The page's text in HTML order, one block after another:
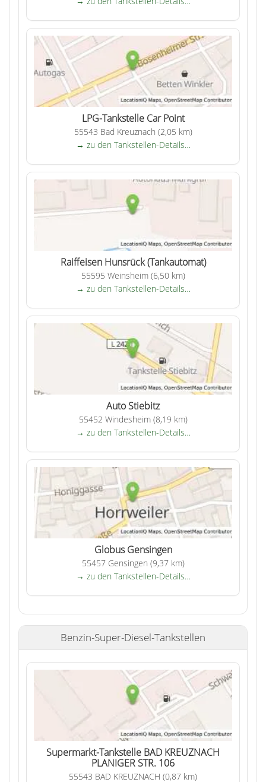
LPG-Tankstelle Car Point
55543 Bad Kreuznach (2,05 km)
→ zu den Tankstellen-Details…
Raiffeisen Hunsrück (Tankautomat)
55595 Weinsheim (6,50 km)
→ zu den Tankstellen-Details…
Auto Stiebitz
55452 Windesheim (8,19 km)
→ zu den Tankstellen-Details…
Globus Gensingen
55457 Gensingen (9,37 km)
→ zu den Tankstellen-Details…
Benzin-Super-Diesel-Tankstellen
Supermarkt-Tankstelle BAD KREUZNACH
PLANIGER STR. 106
55543 BAD KREUZNACH (0,87 km)